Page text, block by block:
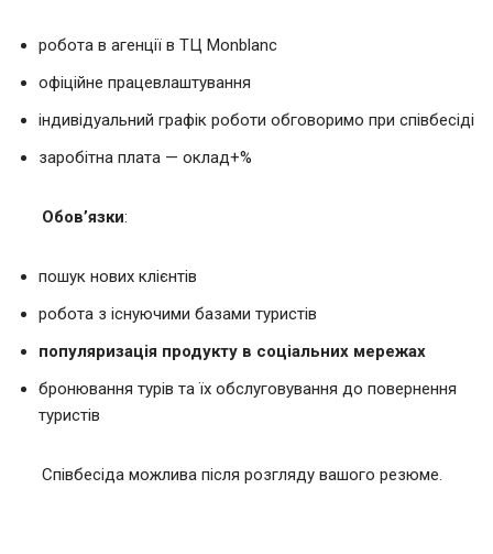
робота в агенції в ТЦ Monblanc
офіційне працевлаштування
індивідуальний графік роботи обговоримо при співбесіді
заробітна плата — оклад+%
Обов’язки:
пошук нових клієнтів
робота з існуючими базами туристів
популяризація продукту в соціальних мережах
бронювання турів та їх обслуговування до повернення
туристів
Співбесіда можлива після розгляду вашого резюме.